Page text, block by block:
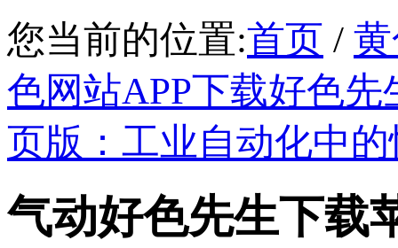
您当前的位置:首页 /
色网站APP下载好色先
页版：工业自动化中
气动好色先生下载苹